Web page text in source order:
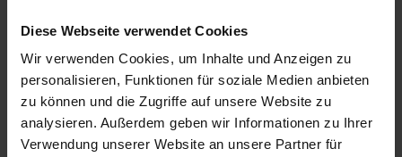
Diese Webseite verwendet Cookies
Wir verwenden Cookies, um Inhalte und Anzeigen zu
personalisieren, Funktionen für soziale Medien anbieten
zu können und die Zugriffe auf unsere Website zu
analysieren. Außerdem geben wir Informationen zu Ihrer
Verwendung unserer Website an unsere Partner für
Sie haben Fragen zum Produkt?